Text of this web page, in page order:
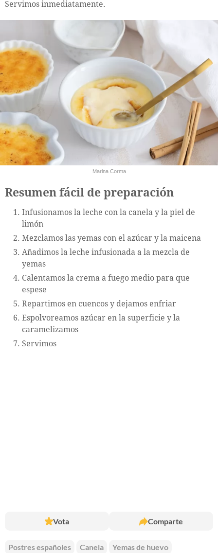
Servimos inmediatamente.
Marina Corma
Resumen fácil de preparación
Infusionamos la leche con la canela y la piel de
limón
Mezclamos las yemas con el azúcar y la maicena
Añadimos la leche infusionada a la mezcla de
yemas
Calentamos la crema a fuego medio para que
espese
Repartimos en cuencos y dejamos enfriar
Espolvoreamos azúcar en la superficie y la
caramelizamos
Servimos
Vota Comparte
Postres españoles Canela
Yemas de huevo